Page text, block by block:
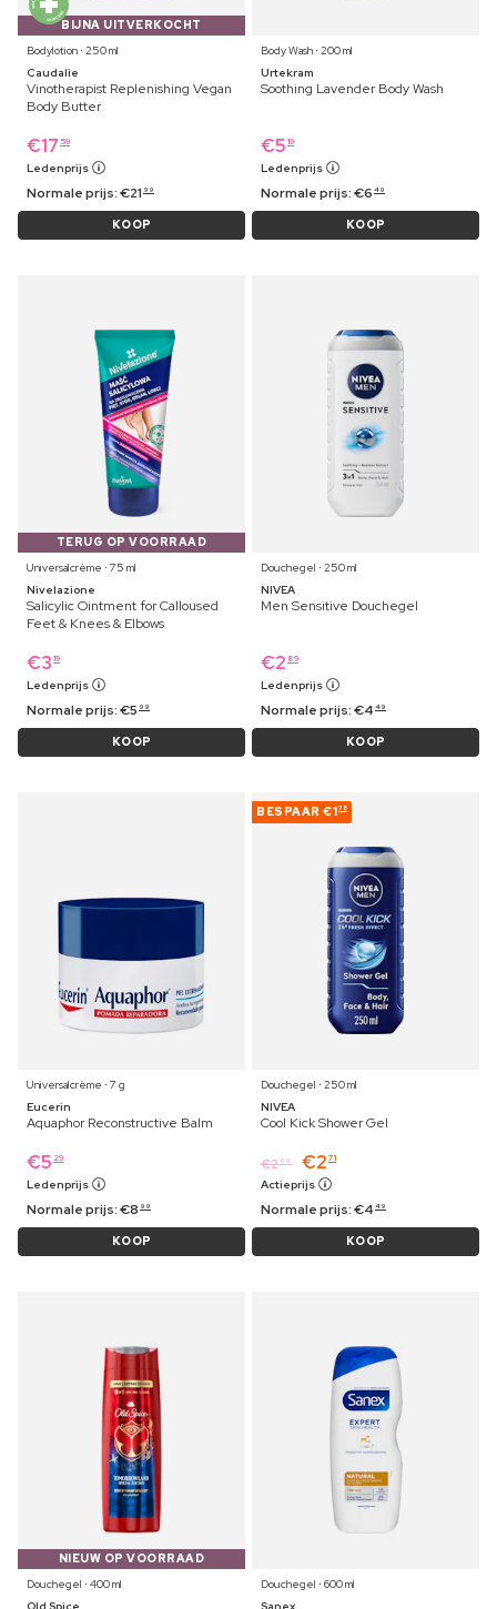
BIJNA UITVERKOCHT
Bodylotion ⋅ 250 ml
Caudalie
Vinotherapist Replenishing Vegan
Body Butter
€17 59
Ledenprijs
Normale prijs:€21 99
KOOP
Body Wash ⋅ 200 ml
Urtekram
Soothing Lavender Body Wash
€5 19
Ledenprijs
Normale prijs:€6 49
KOOP
TERUG OP VOORRAAD
Universalcrème ⋅ 75 ml
Nivelazione
Salicylic Ointment for Calloused
Feet & Knees & Elbows
€3 19
Ledenprijs
Normale prijs:€5 99
KOOP
Douchegel ⋅ 250 ml
NIVEA
Men Sensitive Douchegel
€2 89
Ledenprijs
Normale prijs:€4 49
KOOP
Universalcrème ⋅ 7 g
Eucerin
Aquaphor Reconstructive Balm
€5 29
Ledenprijs
Normale prijs:€8 99
KOOP
BESPAAR €178
Douchegel ⋅ 250 ml
NIVEA
Cool Kick Shower Gel
€2 69 €2 71
Actieprijs
Normale prijs:€4 49
KOOP
NIEUW OP VOORRAAD
Douchegel ⋅ 400 ml
Old Spice
Douchegel ⋅ 600 ml
Sanex